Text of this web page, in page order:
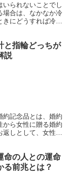
られないことでし
場合は、なかなか冷
にどうすれば冷静
と指輪どっちが
説
約記念品とは、婚約
から女性に贈る婚約
しとして、女性か
命の人との運命
る前兆とは？